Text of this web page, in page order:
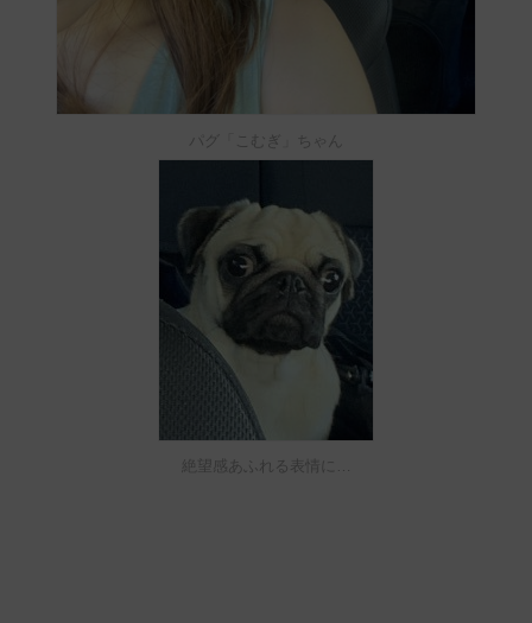
パグ「こむぎ」ちゃん
絶望感あふれる表情に…